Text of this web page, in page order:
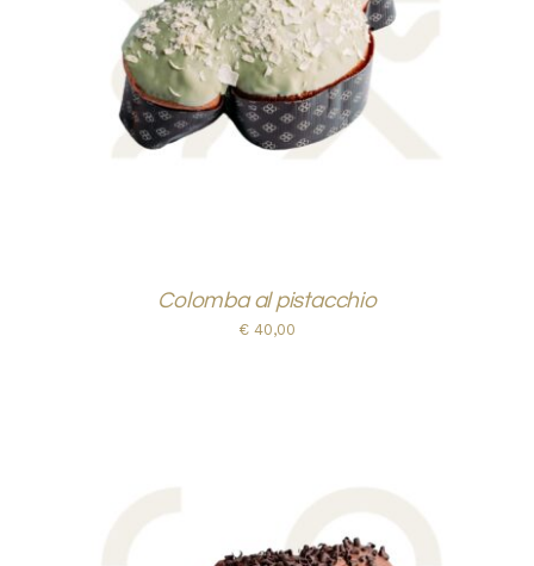
AGGIUNGI AL CARRELLO
/
DETTAGLI
Colomba al pistacchio
€ 40,00